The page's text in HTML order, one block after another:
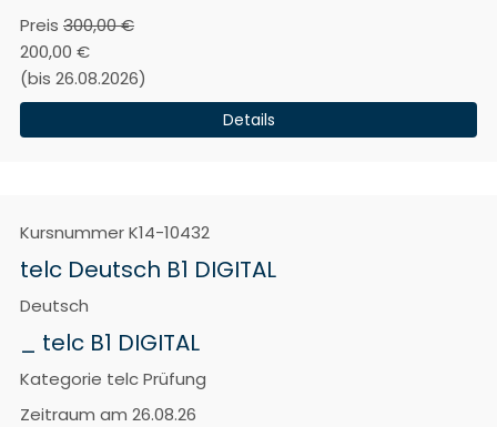
Preis 300,00 €
200,00 €
(bis 26.08.2026)
Details
KursnummerK14-10432
telc Deutsch B1 DIGITAL
Deutsch
_ telc B1 DIGITAL
Kategorie telc Prüfung
Zeitraum am 26.08.26